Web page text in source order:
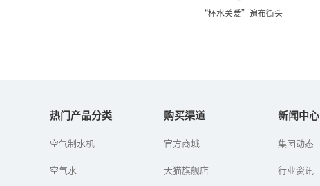
“杯水关爱”遍布街头
前再次启动“杯水关
５户商家和市民加入队
热门产品分类
空气制水机
空气水
购买渠道
官方商城
天猫旗舰店
新闻中心
集团动态
行业资讯